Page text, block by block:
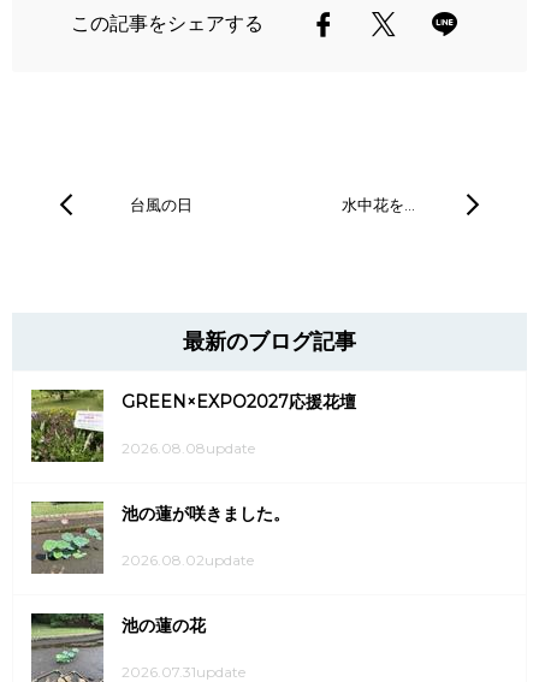
この記事をシェアする
台風の日 水中花を…
最新のブログ記事
GREEN×EXPO2027応援花壇
2026.08.08update
池の蓮が咲きました。
2026.08.02update
池の蓮の花
2026.07.31update